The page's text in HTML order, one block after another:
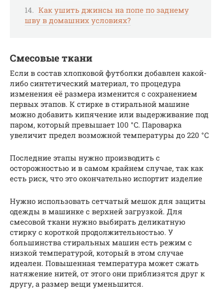
Как ушить джинсы на попе по заднему
шву в домашних условиях?
Смесовые ткани
Если в состав хлопковой футболки добавлен какой-
либо синтетический материал, то процедура
изменения её размера изменится с сохранением
первых этапов. К стирке в стиральной машине
можно добавить кипячение или выдерживание под
паром, который превышает 100 °C. Пароварка
увеличит предел возможной температуры до 220 °C
Последние этапы нужно производить с
осторожностью и в самом крайнем случае, так как
есть риск, что это окончательно испортит изделие
Нужно использовать сетчатый мешок для защиты
одежды в машинке с верхней загрузкой. Для
смесовой ткани нужно выбирать деликатную
стирку с короткой продолжительностью. У
большинства стиральных машин есть режим с
низкой температурой, который в этом случае
идеален. Повышенная температура может сжать
натяжение нитей, от этого они приблизятся друг к
другу, а размер вещи уменьшится.